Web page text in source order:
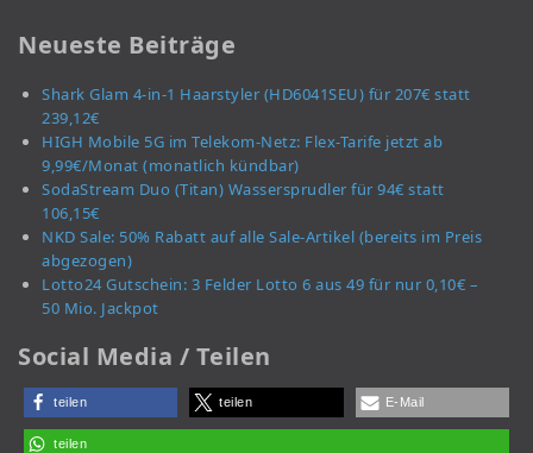
Neueste Beiträge
Shark Glam 4-in-1 Haarstyler (HD6041SEU) für 207€ statt
239,12€
HIGH Mobile 5G im Telekom-Netz: Flex-Tarife jetzt ab
9,99€/Monat (monatlich kündbar)
SodaStream Duo (Titan) Wassersprudler für 94€ statt
106,15€
NKD Sale: 50% Rabatt auf alle Sale-Artikel (bereits im Preis
abgezogen)
Lotto24 Gutschein: 3 Felder Lotto 6 aus 49 für nur 0,10€ –
50 Mio. Jackpot
Social Media / Teilen
teilen teilen E-Mail
teilen